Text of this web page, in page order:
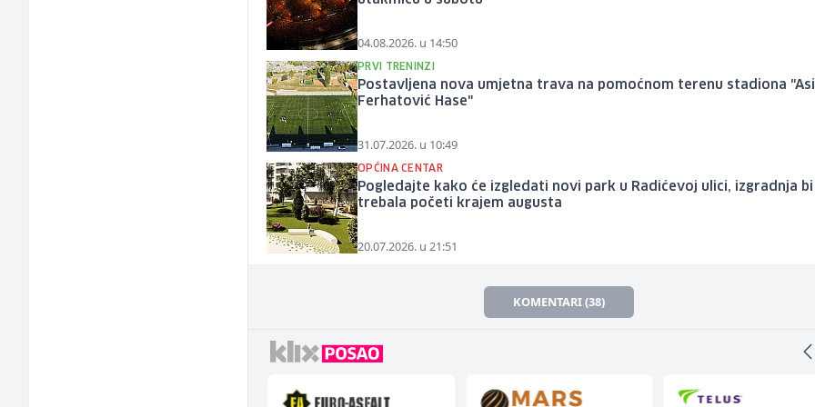
04.08.2026. u 14:50
PRVI TRENINZI
Postavljena nova umjetna trava na pomoćnom terenu stadiona
Ferhatović Hase"
31.07.2026. u 10:49
OPĆINA CENTAR
Pogledajte kako će izgledati novi park u Radićevoj ulici, izgradnja bi
trebala početi krajem augusta
20.07.2026. u 21:51
KOMENTARI (38)